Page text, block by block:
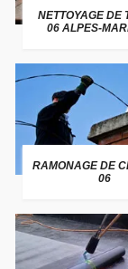
NETTOYAGE DE
06 ALPES-
RAMONAGE DE
06